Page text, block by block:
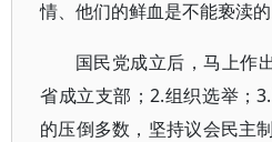
情、他们的鲜血是不能亵渎的
国民党成立后，马上作
省成立支部；2.组织选举；
的压倒多数，坚持议会民主